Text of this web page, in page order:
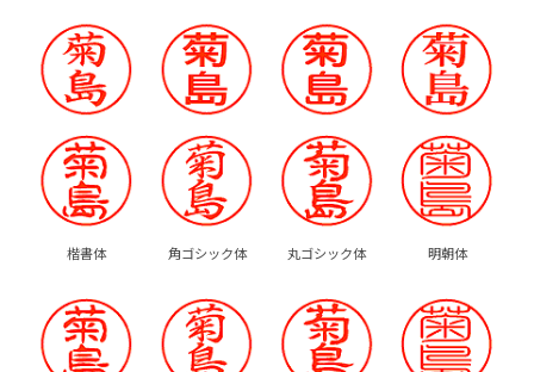
楷書体 角ゴシック体 丸ゴシック体 明朝体